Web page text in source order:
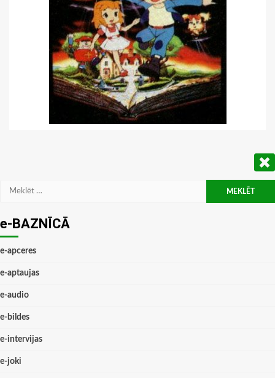
Meklēt:
e-BAZNĪCĀ
e-apceres
e-aptaujas
e-audio
e-bildes
e-intervijas
e-joki